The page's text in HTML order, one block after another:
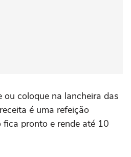
ou coloque na lancheira das
é uma refeição
pronto e rende até 10